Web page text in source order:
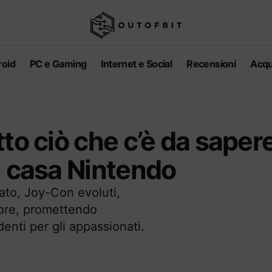
PC e Gaming Internet e Social Recensioni
ciò che c’è da
Nintendo
Joy-Con evoluti,
promettendo
per gli appassionati.